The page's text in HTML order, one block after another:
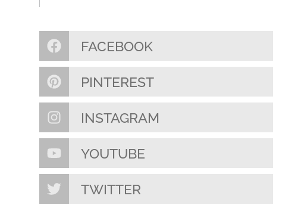
FACEBOOK
PINTEREST
INSTAGRAM
YOUTUBE
TWITTER